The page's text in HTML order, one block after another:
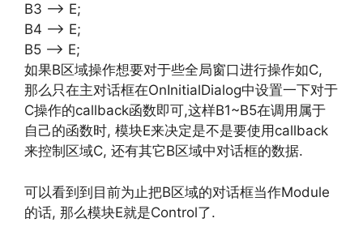
B3 –> E;
B4 –> E;
B5 –> E;
如果B区域操作想要对于些全局窗口进行操作如C,
那么只在主对话框在OnInitialDialog中设置一下对于
C操作的callback函数即可,这样B1~B5在调用属于
自己的函数时, 模块E来决定是不是要使用callback
来控制区域C, 还有其它B区域中对话框的数据.
可以看到到目前为止把B区域的对话框当作Module
的话, 那么模块E就是Control了.